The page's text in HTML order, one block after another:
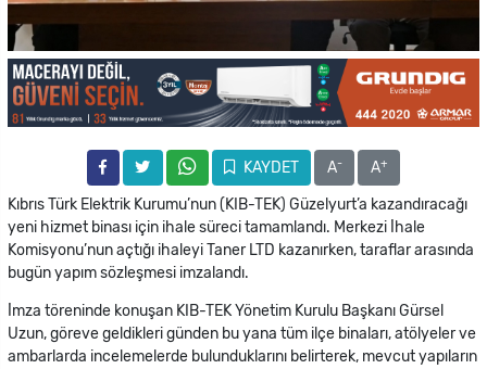
KAYDET A- A+
Kıbrıs Türk Elektrik Kurumu’nun (KIB-TEK) Güzelyurt’a kazandıracağı
yeni hizmet binası için ihale süreci tamamlandı. Merkezi İhale
Komisyonu’nun açtığı ihaleyi Taner LTD kazanırken, taraflar arasında
bugün yapım sözleşmesi imzalandı.
İmza töreninde konuşan KIB-TEK Yönetim Kurulu Başkanı Gürsel
Uzun, göreve geldikleri günden bu yana tüm ilçe binaları, atölyeler ve
ambarlarda incelemelerde bulunduklarını belirterek, mevcut yapıların